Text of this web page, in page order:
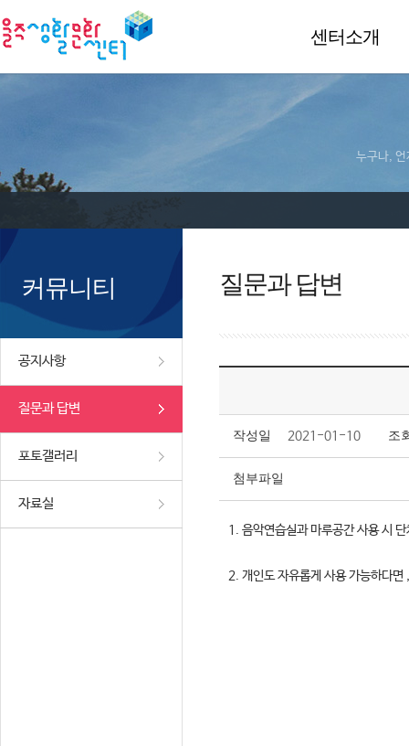
센터소개
누구나, 언
커뮤니티
공지사항
질문과 답변
포토갤러리
자료실
질문과 답변
작성일 2021-01-10 조
첨부파일
1. 음악연습실과 마루공간 사용 시
2. 개인도 자유롭게 사용 가능하다